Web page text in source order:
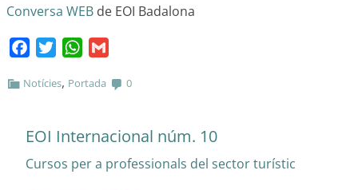
Conversa WEB de EOI Badalona
FacebookTwitterWhatsApp
Notícies, Portada 0
EOI Internacional núm. 10
Cursos per a professionals del sector turístic